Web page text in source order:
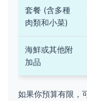
套餐 (含多種
肉類和小菜)
海鮮或其他附
加品
如果你預算有限，